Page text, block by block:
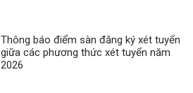
Thông báo điểm sàn đăng ký xét tuyển
giữa các phương thức xét tuyển năm
2026